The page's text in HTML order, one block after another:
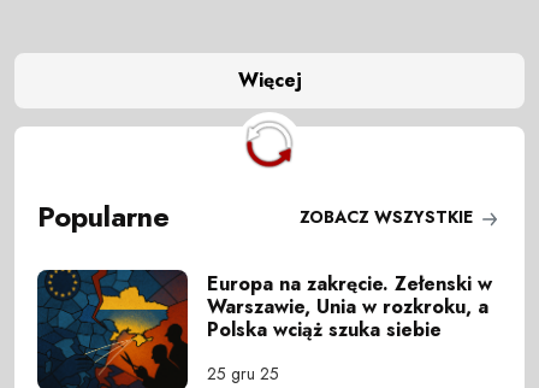
Więcej
Popularne ZOBACZ WSZYSTKIE
Europa na zakręcie. Zełenski w
Warszawie, Unia w rozkroku, a
Polska wciąż szuka siebie
25 gru 25